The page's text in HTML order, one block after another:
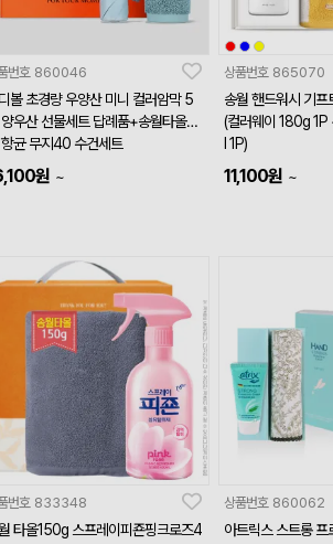
번호 860046
볼 초경량 우양산 미니 컬러암막 5
우산 선물세트 답례품+송월타올세
균 무지40 수건세트
원 ~
상품번호 865070
송월 핸드워시 기프
(컬러웨이 180g
l 1P)
11,100원 ~
번호 833348
타올150g 스프레이피죤핑크로즈4
상품번호 860062
아트릭스 스트롱